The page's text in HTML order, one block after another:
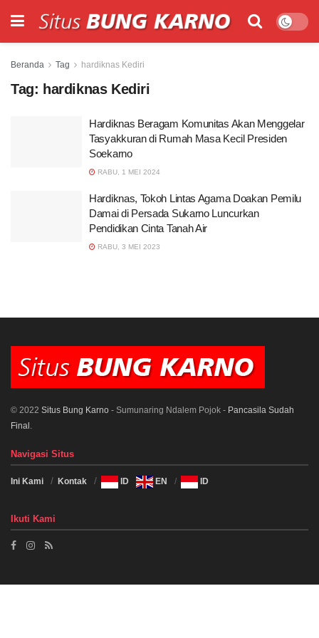
Beranda Tag hardiknas Kediri
Tag: hardiknas Kediri
Hardiknas Beragam Komunitas Akan Menggelar
Tasyakkuran di Rumah Masa Kecil Presiden
Soekarno
RABU, 1 MEI 2024
Hardiknas, Tokoh Lintas Agama Doakan Pemilu
Damai di Persada Sukarno Luncurkan
Pendidikan Cinta Tanah Air
RABU, 3 MEI 2023
© 2022 Situs Bung Karno - Sumunaring Ndalem Pojok - Pancasila Sudah
Final .
Navigasi Situs
Ini Kami Kontak ID EN ID
Ikuti Kami